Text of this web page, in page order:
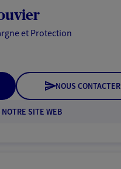
et Protection
NOUS CONTACTER
NOTRE SITE WEB